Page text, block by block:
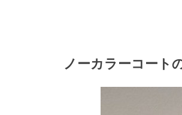
ノーカラーコート